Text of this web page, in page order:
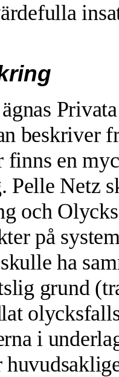
beskriver
finns en
Pelle Netz
och
på
ha
grund
i